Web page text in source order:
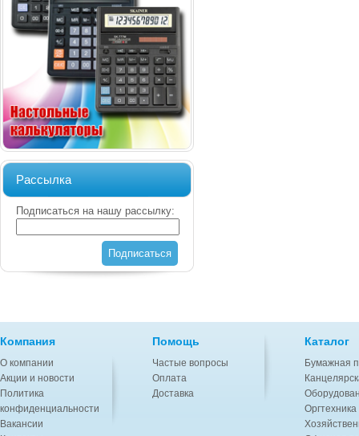
Рассылка
Подписаться на нашу рассылку:
Подписаться
Компания
О компании
Акции и новости
Политика
конфиденциальности
Вакансии
Помощь
Частые вопросы
Оплата
Доставка
Каталог
Бумажная